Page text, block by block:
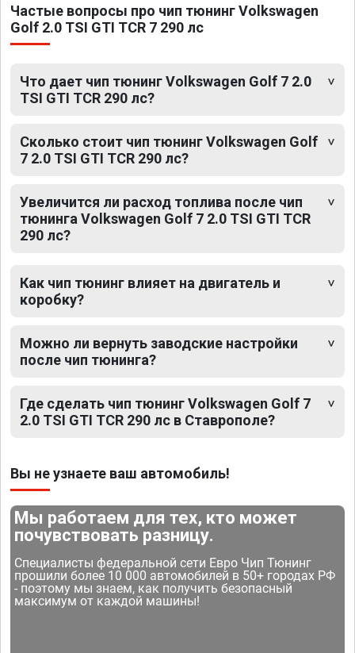
Частые вопросы про чип тюнинг Volkswagen
Golf 2.0 TSI GTI TCR 7 290 лс
Что дает чип тюнинг Volkswagen Golf 7 2.0
TSI GTI TCR 290 лс?
Сколько стоит чип тюнинг Volkswagen Golf
7 2.0 TSI GTI TCR 290 лс?
Увеличится ли расход топлива после чип
тюнинга Volkswagen Golf 7 2.0 TSI GTI TCR
290 лс?
Как чип тюнинг влияет на двигатель и
коробку?
Можно ли вернуть заводские настройки
после чип тюнинга?
Где сделать чип тюнинг Volkswagen Golf 7
2.0 TSI GTI TCR 290 лс в Ставрополе?
Вы не узнаете ваш автомобиль!
Мы работаем для тех, кто может
почувствовать разницу.
Специалисты федеральной сети Евро Чип Тюнинг
прошили более 10 000 автомобилей в 50+ городах РФ
- поэтому мы знаем, как получить безопасный
максимум от каждой машины!